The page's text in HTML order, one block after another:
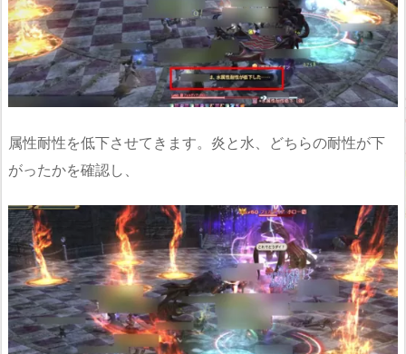
属性耐性を低下させてきます。炎と水、どちらの耐性が下
がったかを確認し、